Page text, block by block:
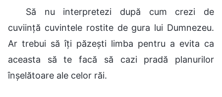
Să nu interpretezi după cum crezi de
cuviință cuvintele rostite de gura lui Dumnezeu.
Ar trebui să îți păzești limba pentru a evita ca
aceasta să te facă să cazi pradă planurilor
înșelătoare ale celor răi.